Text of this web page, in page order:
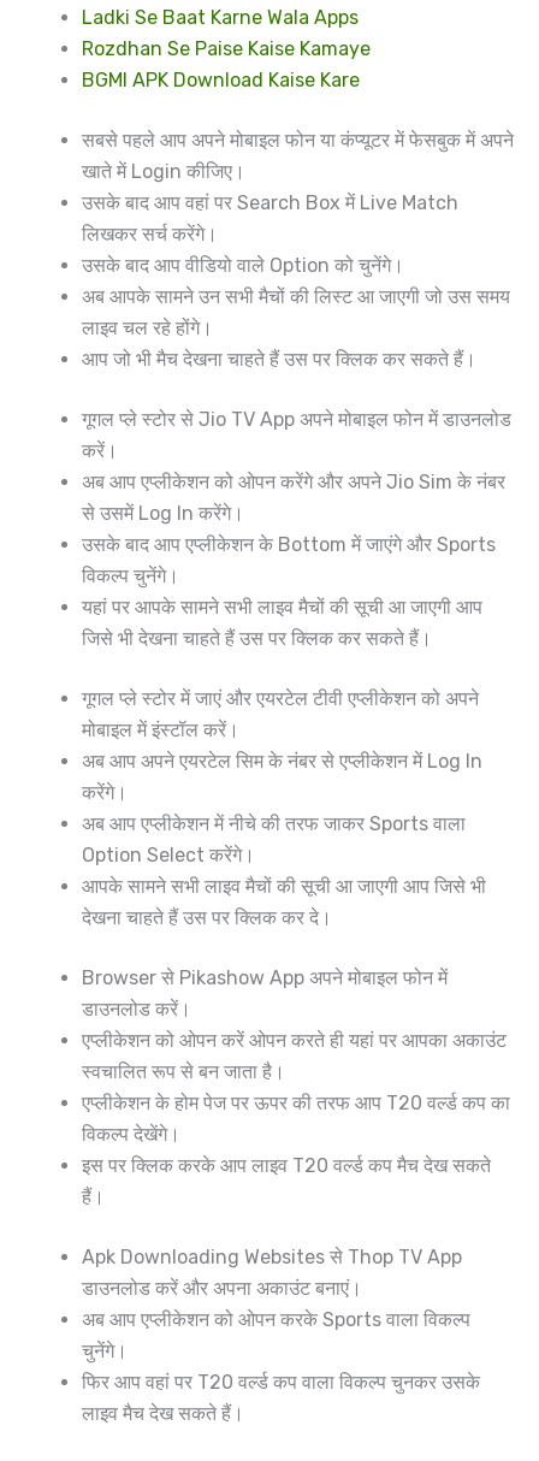
Ladki Se Baat Karne Wala Apps
Rozdhan Se Paise Kaise Kamaye
BGMI APK Download Kaise Kare
सबसे पहले आप अपने मोबाइल फोन या कंप्यूटर में फेसबुक में अपने
खाते में Login कीजिए।
उसके बाद आप वहां पर Search Box में Live Match
लिखकर सर्च करेंगे।
उसके बाद आप वीडियो वाले Option को चुनेंगे।
अब आपके सामने उन सभी मैचों की लिस्ट आ जाएगी जो उस समय
लाइव चल रहे होंगे।
आप जो भी मैच देखना चाहते हैं उस पर क्लिक कर सकते हैं।
गूगल प्ले स्टोर से Jio TV App अपने मोबाइल फोन में डाउनलोड
करें।
अब आप एप्लीकेशन को ओपन करेंगे और अपने Jio Sim के नंबर
से उसमें Log In करेंगे।
उसके बाद आप एप्लीकेशन के Bottom में जाएंगे और Sports
विकल्प चुनेंगे।
यहां पर आपके सामने सभी लाइव मैचों की सूची आ जाएगी आप
जिसे भी देखना चाहते हैं उस पर क्लिक कर सकते हैं।
गूगल प्ले स्टोर में जाएं और एयरटेल टीवी एप्लीकेशन को अपने
मोबाइल में इंस्टॉल करें।
अब आप अपने एयरटेल सिम के नंबर से एप्लीकेशन में Log In
करेंगे।
अब आप एप्लीकेशन में नीचे की तरफ जाकर Sports वाला
Option Select करेंगे।
आपके सामने सभी लाइव मैचों की सूची आ जाएगी आप जिसे भी
देखना चाहते हैं उस पर क्लिक कर दे।
Browser से Pikashow App अपने मोबाइल फोन में
डाउनलोड करें।
एप्लीकेशन को ओपन करें ओपन करते ही यहां पर आपका अकाउंट
स्वचालित रूप से बन जाता है।
एप्लीकेशन के होम पेज पर ऊपर की तरफ आप T20 वर्ल्ड कप का
विकल्प देखेंगे।
इस पर क्लिक करके आप लाइव T20 वर्ल्ड कप मैच देख सकते
हैं।
Apk Downloading Websites से Thop TV App
डाउनलोड करें और अपना अकाउंट बनाएं।
अब आप एप्लीकेशन को ओपन करके Sports वाला विकल्प
चुनेंगे।
फिर आप वहां पर T20 वर्ल्ड कप वाला विकल्प चुनकर उसके
लाइव मैच देख सकते हैं।